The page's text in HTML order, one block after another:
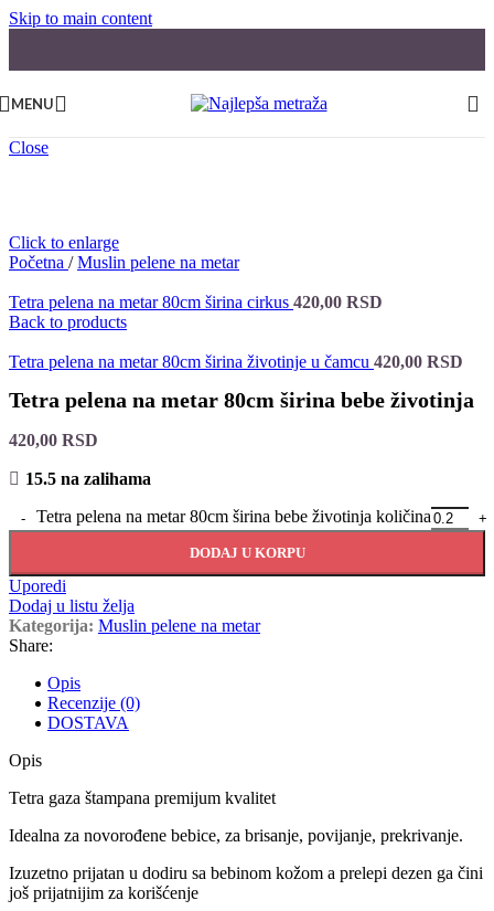
Skip to main content
MENU
Close
Click to enlarge
Početna / Muslin pelene na metar
Tetra pelena na metar 80cm širina cirkus 420,00 RSD
Back to products
Tetra pelena na metar 80cm širina životinje u čamcu 420,00 RSD
Tetra pelena na metar 80cm širina bebe životinja
420,00 RSD
15.5 na zalihama
Tetra pelena na metar 80cm širina bebe životinja količina
DODAJ U KORPU
Uporedi
Dodaj u listu želja
Kategorija: Muslin pelene na metar
Share:
Opis
Recenzije (0)
DOSTAVA
Opis
Tetra gaza štampana premijum kvalitet
Idealna za novorođene bebice, za brisanje, povijanje, prekrivanje.
Izuzetno prijatan u dodiru sa bebinom kožom a prelepi dezen ga čini
još prijatnijim za korišćenje